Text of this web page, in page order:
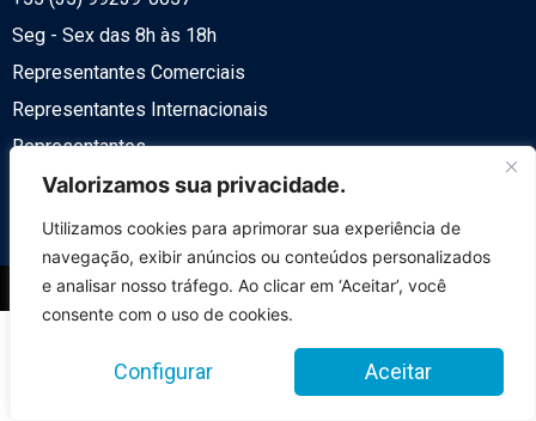
Valorizamos sua privacidade.
Utilizamos cookies para aprimorar sua experiência de
navegação, exibir anúncios ou conteúdos personalizados
e analisar nosso tráfego. Ao clicar em ‘Aceitar’, você
consente com o uso de cookies.
Configurar Aceitar
Seg - Sex das 8h às 18h
Representantes Comerciais
Representantes Internacionais
Representantes
Política de Privacidade
LGPD
© 2026 Desenvolvido porNeST Digital
Item Nº 2 da lista